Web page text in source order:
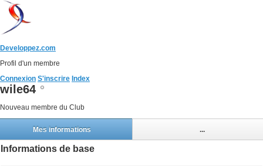
Developpez.com
Profil d'un membre
Connexion S'inscrire Index
wile64
Nouveau membre du Club
Mes informations ...
Informations de base